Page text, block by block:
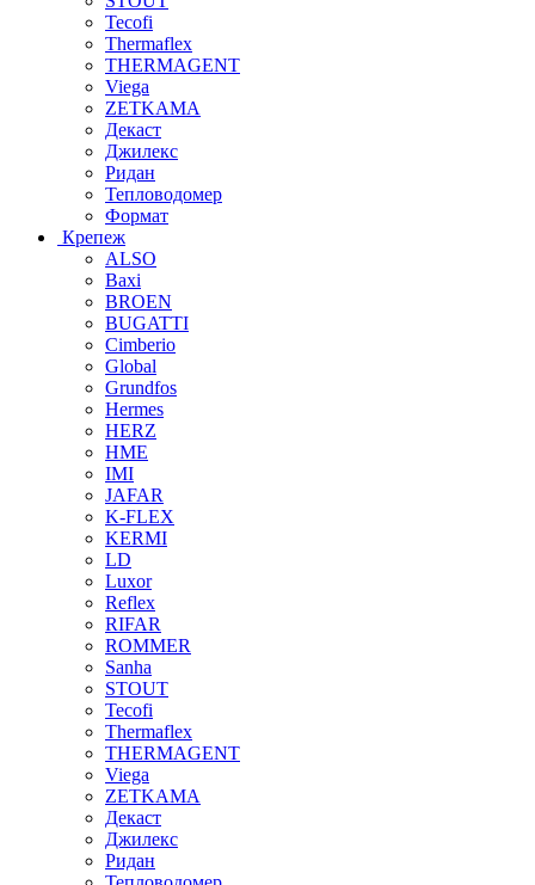
Tecofi
Thermaflex
THERMAGENT
Viega
ZETKAMA
Декаст
Джилекс
Ридан
Тепловодомер
Формат
Крепеж
ALSO
Baxi
BROEN
BUGATTI
Cimberio
Global
Grundfos
Hermes
HERZ
HME
IMI
JAFAR
K-FLEX
KERMI
LD
Luxor
Reflex
RIFAR
ROMMER
Sanha
STOUT
Tecofi
Thermaflex
THERMAGENT
Viega
ZETKAMA
Декаст
Джилекс
Ридан